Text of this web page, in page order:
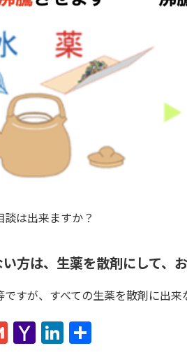
は出来ますか？
方は、生薬を散剤にして、
すが、すべての生薬を散剤に出
G
Y
Li